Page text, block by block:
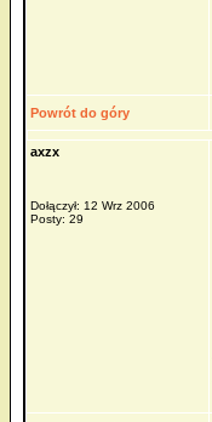
Powrót do góry
axzx
Dołączył: 12 Wrz 2006
Posty: 29